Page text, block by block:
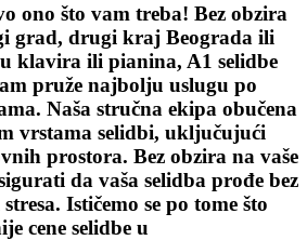
ono što vam treba! Bez obzira
grad, drugi kraj Beograda ili
klavira ili pianina, A1 selidbe
pruže najbolju uslugu po
Naša stručna ekipa obučena
vrstama selidbi, uključujući
prostora. Bez obzira na vaše
da vaša selidba prođe bez
Ističemo se po tome što
cene selidbe u